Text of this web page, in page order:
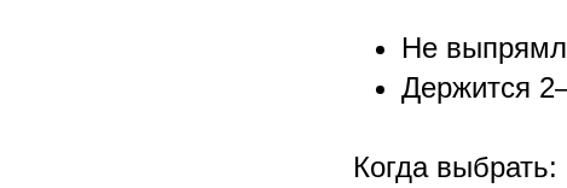
Не
Держится
Когда выбрать: